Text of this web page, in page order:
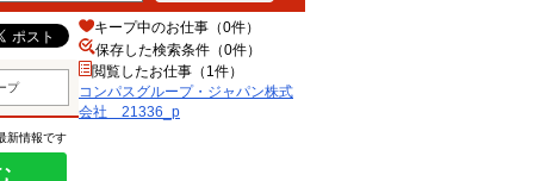
プ
新情報です
キープ中のお仕事（0件）
保存した検索条件（0件）
閲覧したお仕事（1件）
コンパスグループ・ジャパン株式
会社 21336_p